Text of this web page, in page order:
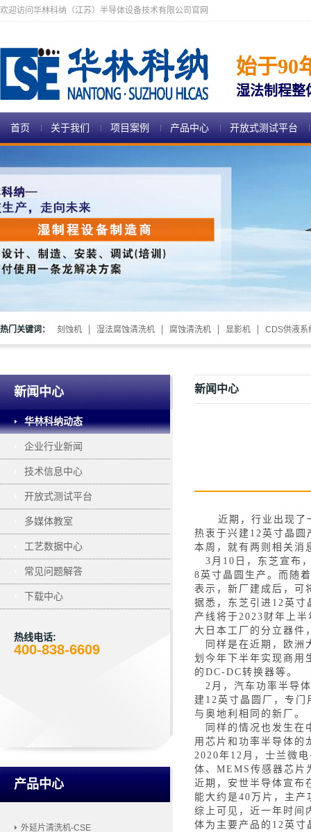
欢迎访问华林科纳（江苏）半导体设备技术有限公司官网
始于90
湿法制程整
首页 关于我们 项目案例 产品中心 开放式测试平台
热门关键词： 刻蚀机 湿法腐蚀清洗机 腐蚀清洗机 显影机 CDS供液系
新闻中心
华林科纳动态
企业行业新闻
技术信息中心
开放式测试平台
多媒体教室
工艺数据中心
常见问题解答
下载中心
热线电话:
400-838-6609
产品中心
外延片清洗机-CSE
新闻中心
近期，行业出现了
热衷于兴建 12英寸晶圆
本周，就有两则相关消
3月10日，东芝宣布
8英寸晶圆生产。而随
表示，新厂建成后，可
据悉，东芝引进 12英寸
产线将于2023财年上
大日本工厂的分立器件
同样是在近期，欧洲
划今年下半年实现商用
的DC-DC转换器等。
2月，汽车功率半导
建12英寸晶圆厂，专
与奥地利相同的新厂。
同样的情况也发生在
用芯片和功率半导体的
2020年12月，士兰微
体、MEMS传感器芯片
近期，安世半导体宣布
能大约是40万片，主产
综上可见，近一年时间
体为主要产品的12英寸